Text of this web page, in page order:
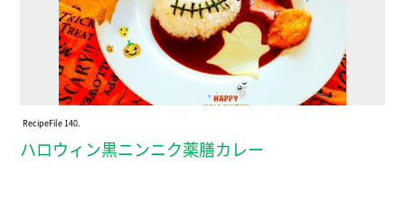
RecipeFile 140.
ハロウィン黒ニンニク薬膳カレー